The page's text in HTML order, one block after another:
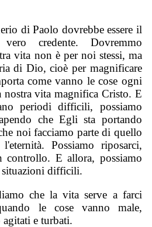
di Paolo dovrebbe essere il
credente. Dovremmo
vita non è per noi stessi, ma
di Dio, cioè per magnificare
come vanno le cose ogni
vita magnifica Cristo. E
periodi difficili, possiamo
che Egli sta portando
noi facciamo parte di quello
Possiamo riposarci,
controllo. E allora, possiamo
situazioni difficili.
che la vita serve a farci
le cose vanno male,
agitati e turbati.